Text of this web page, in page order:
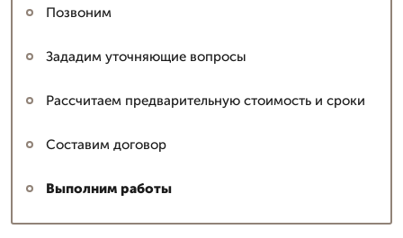
Позвоним
Зададим уточняющие вопросы
Рассчитаем предварительную стоимость и сроки
Составим договор
Выполним работы